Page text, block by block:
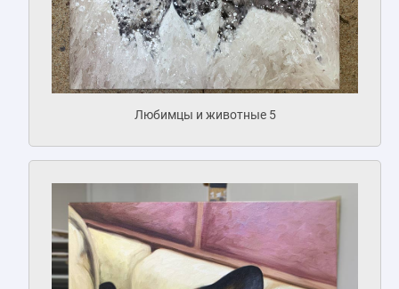
Любимцы и животные 5